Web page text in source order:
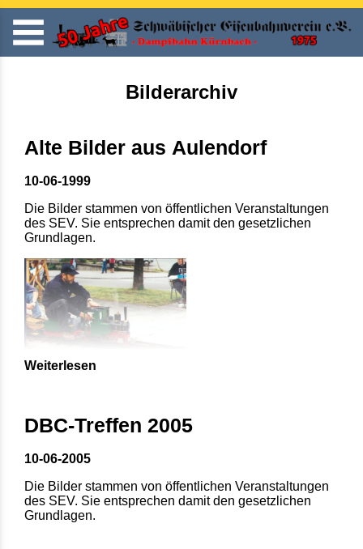
Bilderarchiv
Alte Bilder aus Aulendorf
10-06-1999
Die Bilder stammen von öffentlichen Veranstaltungen
des SEV. Sie entsprechen damit den gesetzlichen
Grundlagen.
Weiterlesen
DBC-Treffen 2005
10-06-2005
Die Bilder stammen von öffentlichen Veranstaltungen
des SEV. Sie entsprechen damit den gesetzlichen
Grundlagen.